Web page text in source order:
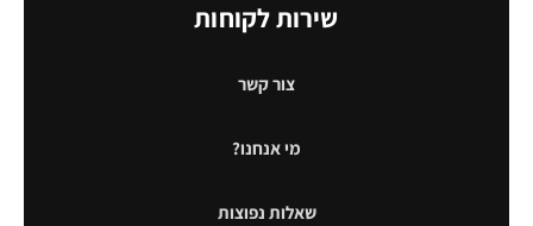
שירות לקוחות
צור קשר
מי אנחנו?
שאלות נפוצות